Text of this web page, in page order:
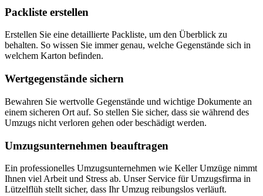
Packliste erstellen
Erstellen Sie eine detaillierte Packliste, um den Überblick zu
behalten. So wissen Sie immer genau, welche Gegenstände sich in
welchem Karton befinden.
Wertgegenstände sichern
Bewahren Sie wertvolle Gegenstände und wichtige Dokumente an
einem sicheren Ort auf. So stellen Sie sicher, dass sie während des
Umzugs nicht verloren gehen oder beschädigt werden.
Umzugsunternehmen beauftragen
Ein professionelles Umzugsunternehmen wie Keller Umzüge nimmt
Ihnen viel Arbeit und Stress ab. Unser Service für Umzugsfirma in
Lützelflüh stellt sicher, dass Ihr Umzug reibungslos verläuft.